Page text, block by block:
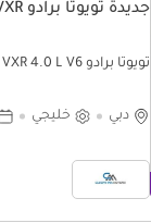
جديدة تويوتا برادو VXR
تويوتا برادو VXR 4.0 L V6 (للتصدير فقط)
دبي خليجي